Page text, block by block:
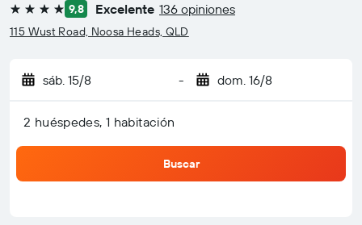
4 estrellas9,8 Excelente 136 opiniones
115 Wust Road, Noosa Heads, QLD
sáb. 15/8 - dom. 16/8
2 huéspedes, 1 habitación
Buscar